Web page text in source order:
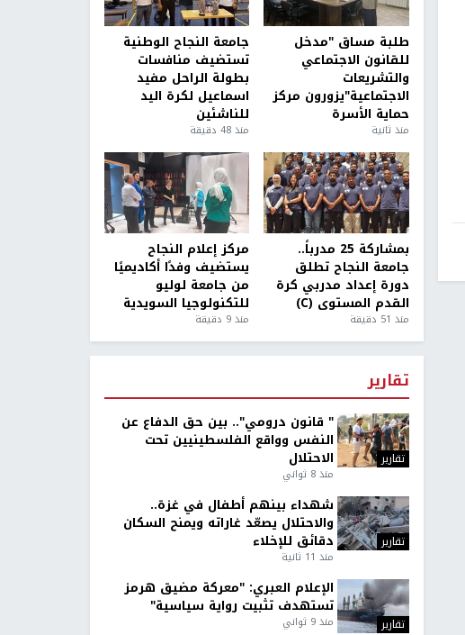
طلبة مساق "مدخل
للقانون الاجتماعي
والتشريعات
الاجتماعية"يزورون مركز
حماية الأسرة
منذ ثانية
جامعة النجاح الوطنية
تستضيف منافسات
بطولة الراحل مفيد
اسماعيل لكرة اليد
للناشئين
منذ 48 دقيقة
بمشاركة 25 مدرباً..
جامعة النجاح تطلق
دورة إعداد مدربي كرة
القدم المستوى (C)
منذ 51 دقيقة
مركز إعلام النجاح
يستضيف وفدًا أكاديميًا
من جامعة لوليو
للتكنولوجيا السويدية
منذ 9 دقيقة
تقارير
تقارير
" قانون درومي".. بين حق الدفاع عن
النفس وواقع الفلسطينيين تحت
الاحتلال
منذ 8 ثواني
تقارير
شهداء بينهم أطفال في غزة..
والاحتلال يصعّد غاراته ويمنح السكان
دقائق للإخلاء
منذ 11 ثانية
تقارير
الإعلام العبري: "معركة مضيق هرمز
تستهدف تثبيت رواية سياسية"
منذ 9 ثواني